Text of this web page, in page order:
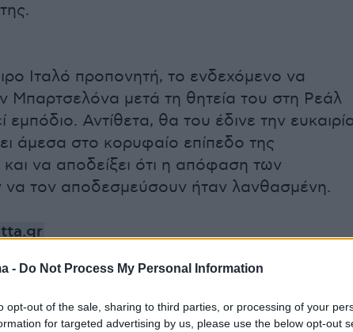
- Do Not Process My Personal Information
opt-out of the sale, sharing to third parties, or processing of your
for targeted advertising by us, please use the below opt-out
Ιταλό προπονητή, το ενδεχόμενο να
Μπαρτσελόνα μετά τη θητεία του στη Ρεάλ
εμπόδιο. Αντίθετα, θα του έδινε την
άμεσα στο κορυφαίο επίπεδο της
να αποδείξει ότι η απόφαση των
να τον αποδεσμεύσουν ήταν λανθασμένη.